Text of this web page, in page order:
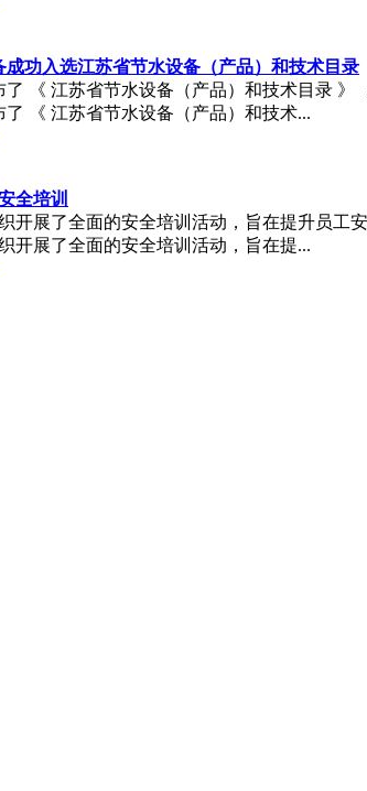
功入选江苏省节水设备（产品）和技术目录
《 江苏省节水设备（产品）和技术目录
《 江苏省节水设备（产品）和技术...
全培训
开展了全面的安全培训活动，旨在提升员
开展了全面的安全培训活动，旨在提...